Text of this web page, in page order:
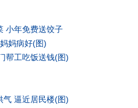
小年免费送饺子
妈病好(图)
帮工吃饭送钱(图)
气 逼近居民楼(图)